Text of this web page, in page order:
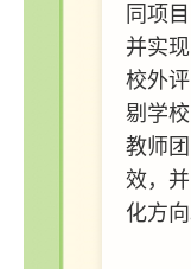
同项
并实
校外
剔学
教师
效，
化方向